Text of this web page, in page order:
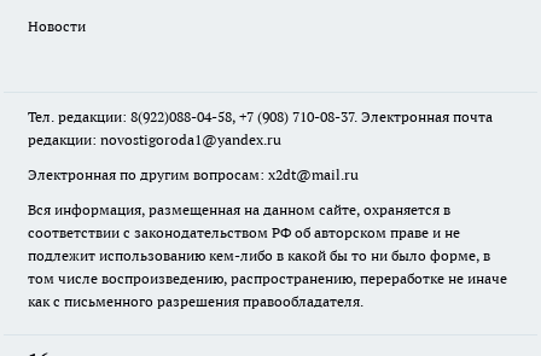
Новости
Тел. редакции: 8(922)088-04-58, +7 (908) 710-08-37. Электронная почта
редакции: novostigoroda1@yandex.ru
Электронная по другим вопросам: x2dt@mail.ru
Вся информация, размещенная на данном сайте, охраняется в
соответствии с законодательством РФ об авторском праве и не
подлежит использованию кем-либо в какой бы то ни было форме, в
том числе воспроизведению, распространению, переработке не иначе
как с письменного разрешения правообладателя.